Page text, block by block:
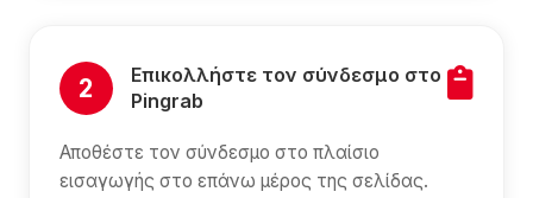
2
Επικολλήστε τον σύνδεσμο στο
Pingrab
Αποθέστε τον σύνδεσμο στο πλαίσιο
εισαγωγής στο επάνω μέρος της σελίδας.